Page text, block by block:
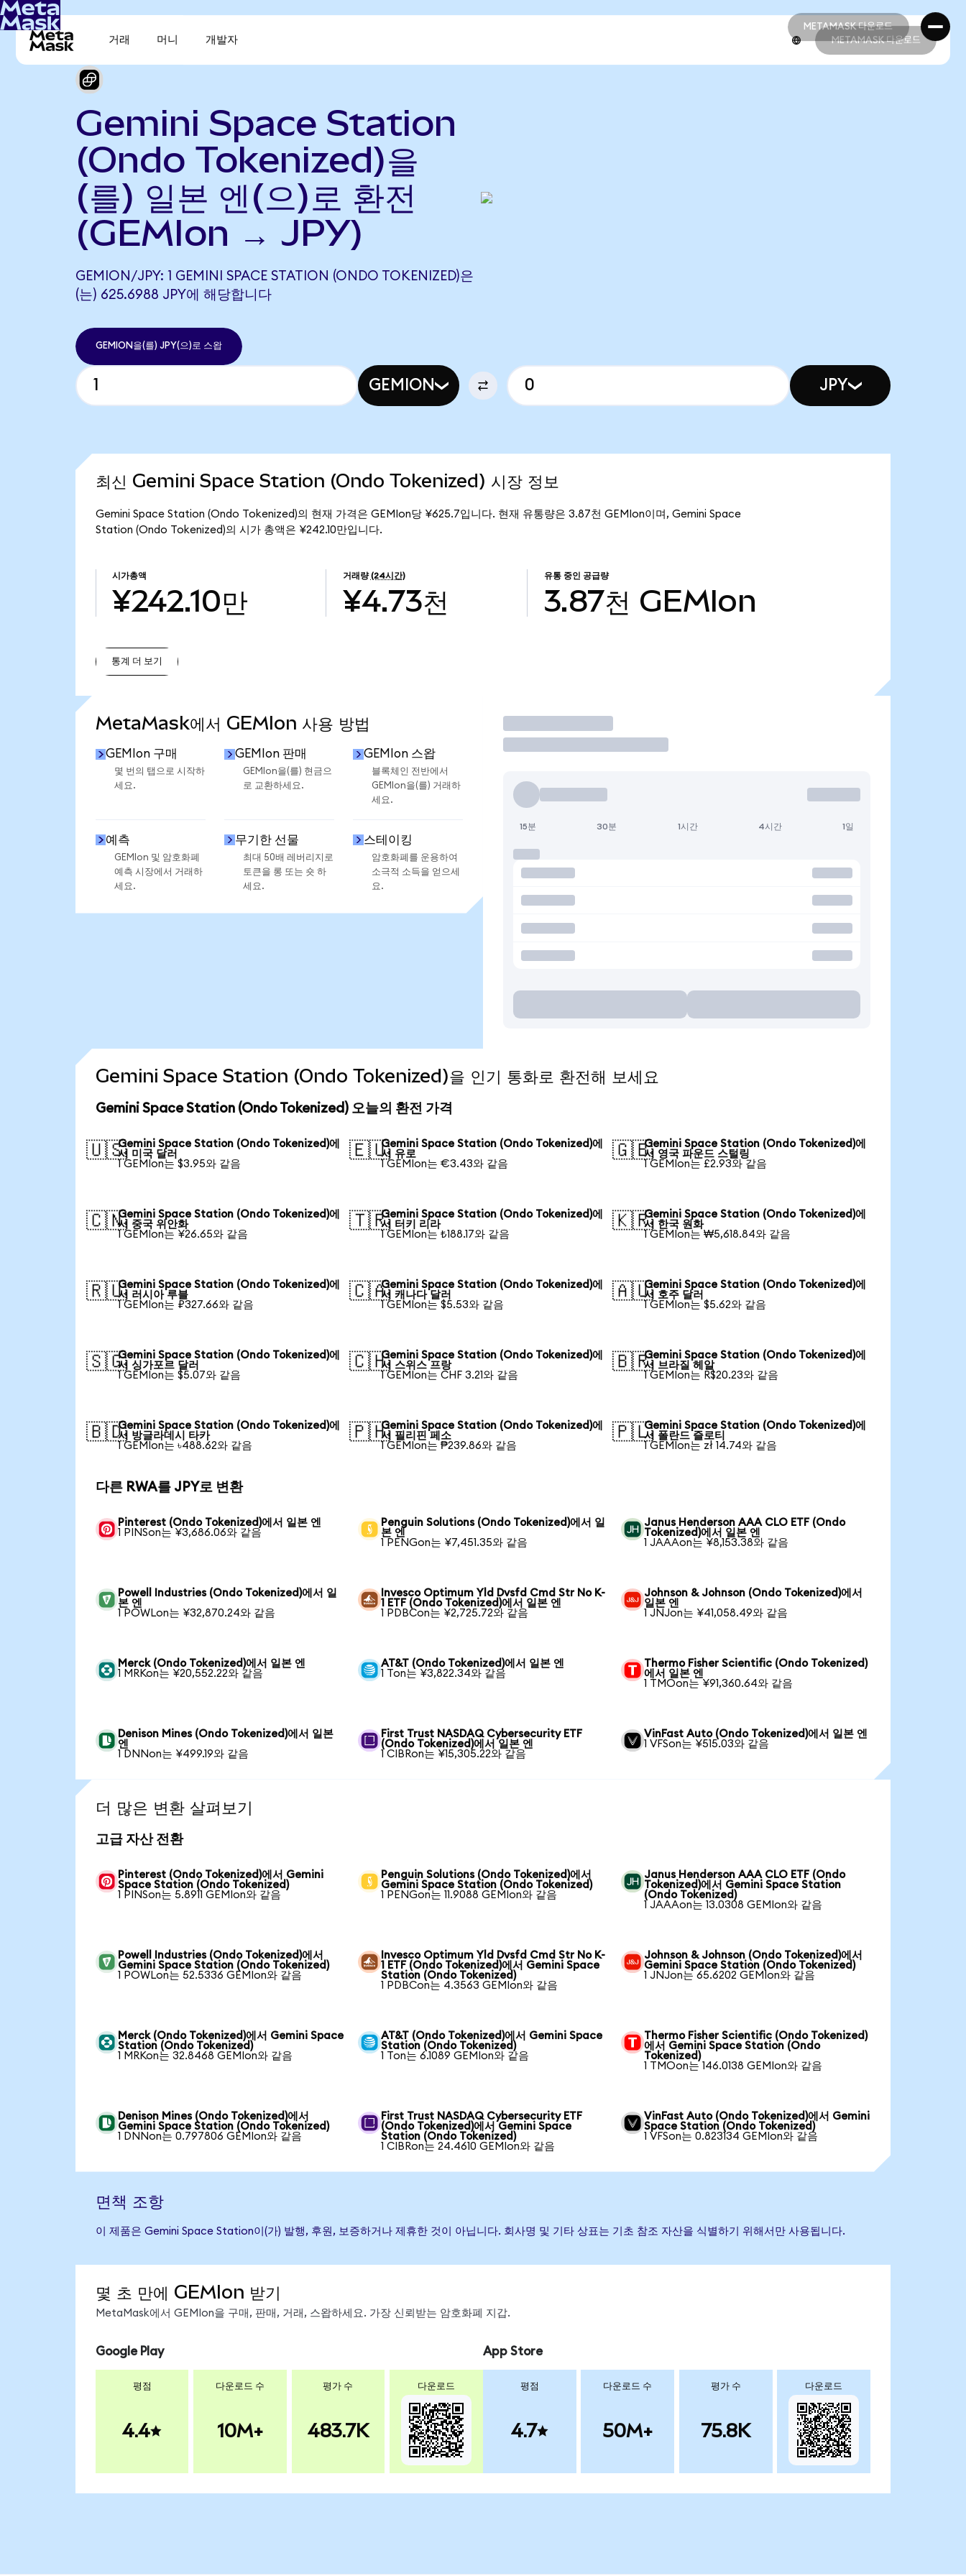
METAMASK 다운로드
METAMASK 다운로드
거래 머니 개발자 METAMASK 다운로드
Gemini Space Station
(Ondo Tokenized)을
(를) 일본 엔(으)로 환전
(GEMIon → JPY)
GEMION/JPY: 1 GEMINI SPACE STATION (ONDO TOKENIZED)은
(는) 625.6988 JPY에 해당합니다
GEMION을(를) JPY(으)로 스왑
GEMION JPY
최신 Gemini Space Station (Ondo Tokenized) 시장 정보
Gemini Space Station (Ondo Tokenized)의 현재 가격은 GEMIon당 ¥625.7입니다. 현재 유통량은 3.87천 GEMIon이며, Gemini Space
Station (Ondo Tokenized)의 시가 총액은 ¥242.10만입니다.
시가총액
¥242.10만
거래량 (24시간)
¥4.73천
유통 중인 공급량
3.87천 GEMIon
통계 더 보기
MetaMask에서 GEMIon 사용 방법
GEMIon 구매
몇 번의 탭으로 시작하
세요.
GEMIon 판매
GEMIon을(를) 현금으
로 교환하세요.
GEMIon 스왑
블록체인 전반에서
GEMIon을(를) 거래하
세요.
예측
GEMIon 및 암호화폐
예측 시장에서 거래하
세요.
무기한 선물
최대 50배 레버리지로
토큰을 롱 또는 숏 하
세요.
스테이킹
암호화폐를 운용하여
소극적 소득을 얻으세
요.
거래
15분 30분 1시간 4시간 1일
Gemini Space Station (Ondo Tokenized)을 인기 통화로 환전해 보세요
Gemini Space Station (Ondo Tokenized) 오늘의 환전 가격
🇺🇸Gemini Space Station (Ondo Tokenized)에
서 미국 달러
1 GEMIon는 $3.95와 같음
🇪🇺Gemini Space Station (Ondo Tokenized)에
서 유로
1 GEMIon는 €3.43와 같음
🇬🇧Gemini Space Station (Ondo Tokenized)에
서 영국 파운드 스털링
1 GEMIon는 £2.93와 같음
🇨🇳Gemini Space Station (Ondo Tokenized)에
서 중국 위안화
1 GEMIon는 ¥26.65와 같음
🇹🇷Gemini Space Station (Ondo Tokenized)에
서 터키 리라
1 GEMIon는 ₺188.17와 같음
🇰🇷Gemini Space Station (Ondo Tokenized)에
서 한국 원화
1 GEMIon는 ₩5,618.84와 같음
🇷🇺Gemini Space Station (Ondo Tokenized)에
서 러시아 루블
1 GEMIon는 ₽327.66와 같음
🇨🇦Gemini Space Station (Ondo Tokenized)에
서 캐나다 달러
1 GEMIon는 $5.53와 같음
🇦🇺Gemini Space Station (Ondo Tokenized)에
서 호주 달러
1 GEMIon는 $5.62와 같음
🇸🇬Gemini Space Station (Ondo Tokenized)에
서 싱가포르 달러
1 GEMIon는 $5.07와 같음
🇨🇭Gemini Space Station (Ondo Tokenized)에
서 스위스 프랑
1 GEMIon는 CHF 3.21와 같음
🇧🇷Gemini Space Station (Ondo Tokenized)에
서 브라질 헤알
1 GEMIon는 R$20.23와 같음
🇧🇩Gemini Space Station (Ondo Tokenized)에
서 방글라데시 타카
1 GEMIon는 ৳488.62와 같음
🇵🇭Gemini Space Station (Ondo Tokenized)에
서 필리핀 페소
1 GEMIon는 ₱239.86와 같음
🇵🇱Gemini Space Station (Ondo Tokenized)에
서 폴란드 즐로티
1 GEMIon는 zł 14.74와 같음
다른 RWA를 JPY로 변환
Pinterest (Ondo Tokenized)에서 일본 엔
1 PINSon는 ¥3,686.06와 같음
Penguin Solutions (Ondo Tokenized)에서 일
본 엔
1 PENGon는 ¥7,451.35와 같음
Janus Henderson AAA CLO ETF (Ondo
Tokenized)에서 일본 엔
1 JAAAon는 ¥8,153.38와 같음
Powell Industries (Ondo Tokenized)에서 일
본 엔
1 POWLon는 ¥32,870.24와 같음
Invesco Optimum Yld Dvsfd Cmd Str No K-
1 ETF (Ondo Tokenized)에서 일본 엔
1 PDBCon는 ¥2,725.72와 같음
Johnson & Johnson (Ondo Tokenized)에서
일본 엔
1 JNJon는 ¥41,058.49와 같음
Merck (Ondo Tokenized)에서 일본 엔
1 MRKon는 ¥20,552.22와 같음
AT&T (Ondo Tokenized)에서 일본 엔
1 Ton는 ¥3,822.34와 같음
Thermo Fisher Scientific (Ondo Tokenized)
에서 일본 엔
1 TMOon는 ¥91,360.64와 같음
Denison Mines (Ondo Tokenized)에서 일본
엔
1 DNNon는 ¥499.19와 같음
First Trust NASDAQ Cybersecurity ETF
(Ondo Tokenized)에서 일본 엔
1 CIBRon는 ¥15,305.22와 같음
VinFast Auto (Ondo Tokenized)에서 일본 엔
1 VFSon는 ¥515.03와 같음
더 많은 변환 살펴보기
고급 자산 전환
Pinterest (Ondo Tokenized)에서 Gemini
Space Station (Ondo Tokenized)
1 PINSon는 5.8911 GEMIon와 같음
Penguin Solutions (Ondo Tokenized)에서
Gemini Space Station (Ondo Tokenized)
1 PENGon는 11.9088 GEMIon와 같음
Janus Henderson AAA CLO ETF (Ondo
Tokenized)에서 Gemini Space Station
(Ondo Tokenized)
1 JAAAon는 13.0308 GEMIon와 같음
Powell Industries (Ondo Tokenized)에서
Gemini Space Station (Ondo Tokenized)
1 POWLon는 52.5336 GEMIon와 같음
Invesco Optimum Yld Dvsfd Cmd Str No K-
1 ETF (Ondo Tokenized)에서 Gemini Space
Station (Ondo Tokenized)
1 PDBCon는 4.3563 GEMIon와 같음
Johnson & Johnson (Ondo Tokenized)에서
Gemini Space Station (Ondo Tokenized)
1 JNJon는 65.6202 GEMIon와 같음
Merck (Ondo Tokenized)에서 Gemini Space
Station (Ondo Tokenized)
1 MRKon는 32.8468 GEMIon와 같음
AT&T (Ondo Tokenized)에서 Gemini Space
Station (Ondo Tokenized)
1 Ton는 6.1089 GEMIon와 같음
Thermo Fisher Scientific (Ondo Tokenized)
에서 Gemini Space Station (Ondo
Tokenized)
1 TMOon는 146.0138 GEMIon와 같음
Denison Mines (Ondo Tokenized)에서
Gemini Space Station (Ondo Tokenized)
1 DNNon는 0.797806 GEMIon와 같음
First Trust NASDAQ Cybersecurity ETF
(Ondo Tokenized)에서 Gemini Space
Station (Ondo Tokenized)
1 CIBRon는 24.4610 GEMIon와 같음
VinFast Auto (Ondo Tokenized)에서 Gemini
Space Station (Ondo Tokenized)
1 VFSon는 0.823134 GEMIon와 같음
면책 조항
이 제품은 Gemini Space Station이(가) 발행, 후원, 보증하거나 제휴한 것이 아닙니다. 회사명 및 기타 상표는 기초 참조 자산을 식별하기 위해서만 사용됩니다.
몇 초 만에 GEMIon 받기
MetaMask에서 GEMIon을 구매, 판매, 거래, 스왑하세요. 가장 신뢰받는 암호화폐 지갑.
Google Play
평점
4.4
다운로드 수
10M+
평가 수
483.7K
다운로드
App Store
평점
4.7
다운로드 수
50M+
평가 수
75.8K
다운로드